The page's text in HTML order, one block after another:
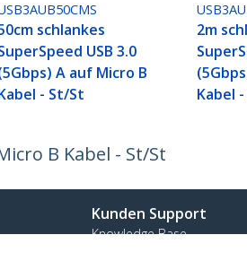
schlankes
USB 3.0
A auf Micro B
- St/St
2m
Kabel
B Kabel - St/St
Kunden Support
Knowledge Base